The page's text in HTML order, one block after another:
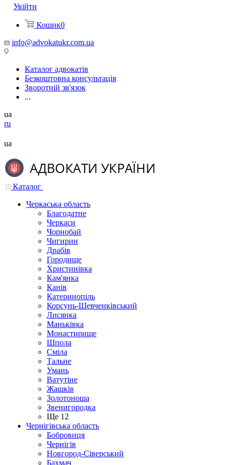
Увійти
Кошик0
info@advokatukr.com.ua
Каталог адвокатів
Безкоштовна консультація
Зворотній зв'язок
...
ua
ru
ua
Каталог
Черкаська область
Благодатне
Черкаси
Чорнобай
Чигирин
Драбів
Городище
Христинівка
Кам'янка
Канів
Катеринопіль
Корсунь-Шевченківський
Лисянка
Маньківка
Монастирище
Шпола
Сміла
Тальне
Умань
Ватутіне
Жашків
Золотоноша
Звенигородка
Ще 12
Чернігівська область
Бобровиця
Чернігів
Новгород-Сіверський
Бахмач